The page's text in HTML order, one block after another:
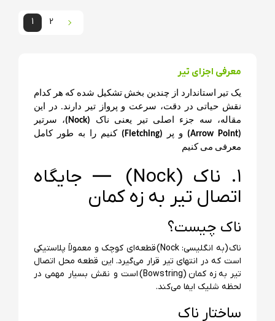
1
2
معرفی اجزای تیر
یک تیر استاندارد از چندین بخش تشکیل شده که هر کدام
نقش حیاتی در دقت، سرعت و پرواز تیر دارند. در این
مقاله، سه جزء اصلی تیر یعنی ناک (Nock)
، سرتیر
(Arrow Point)
و پر (Fletching)
کنیم‌ را به طور کامل
معرفی می کنیم
۱. ناک (Nock) — جایگاه
اتصال تیر به زه کمان
ناک چیست؟
ناک (به انگلیسی: Nock) قطعه‌ای کوچک و معمولاً پلاستیکی
است که در انتهای تیر قرار می‌گیرد. این قطعه محل اتصال
تیر به زه کمان (Bowstring) است و نقش بسیار مهمی در
لحظه شلیک ایفا می‌کند.
ساختار ناک